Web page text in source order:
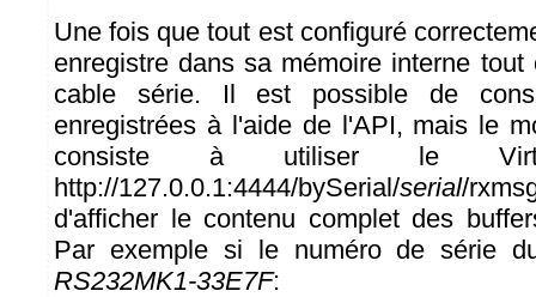
Une fois que tout est configuré
enregistre dans sa mémoire interne
cable série. Il est possible de
enregistrées à l'aide de l'API, mais le
consiste à utiliser le
http://127.0.0.1:4444/bySerial/serial/
d'afficher le contenu complet des
Par exemple si le numéro de série
RS232MK1-33E7F: